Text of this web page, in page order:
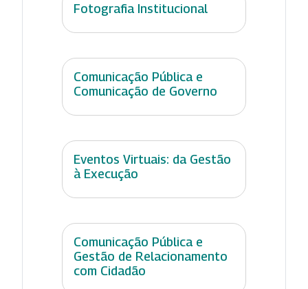
Fotografia Institucional
Comunicação Pública e
Comunicação de Governo
Eventos Virtuais: da Gestão
à Execução
Comunicação Pública e
Gestão de Relacionamento
com Cidadão